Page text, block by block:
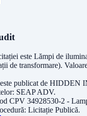
este Lămpi de
de transformare).
publicat de HIDDEN
SEAP ADV.
CPV 34928530-2 -
Licitație Publică.